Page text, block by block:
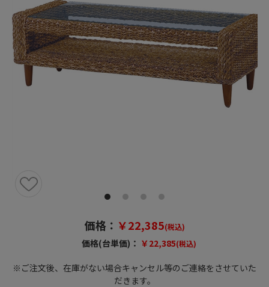
価格： ￥22,385(税込)
価格(台単価)： ￥22,385(税込)
※ご注文後、在庫がない場合キャンセル等のご連絡をさせていた
だきます。